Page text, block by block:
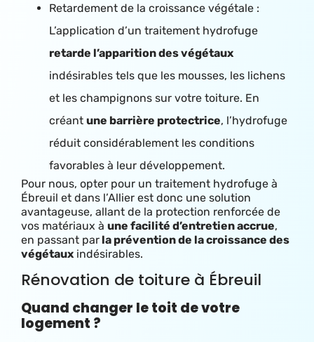
Retardement de la croissance végétale :
L’application d’un traitement hydrofuge
retarde l’apparition des végétaux
indésirables tels que les mousses, les lichens
et les champignons sur votre toiture. En
créant une barrière protectrice, l’hydrofuge
réduit considérablement les conditions
favorables à leur développement.
Pour nous, opter pour un traitement hydrofuge à
Ébreuil et dans l’Allier est donc une solution
avantageuse, allant de la protection renforcée de
vos matériaux à une facilité d’entretien accrue,
en passant par la prévention de la croissance des
végétaux indésirables.
Rénovation de toiture à Ébreuil
Quand changer le toit de votre
logement ?